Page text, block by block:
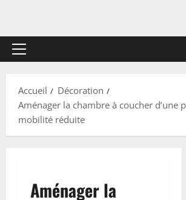
Menu
Accueil
Décoration
Aménager la chambre à coucher d’une
mobilité réduite
Aménager la